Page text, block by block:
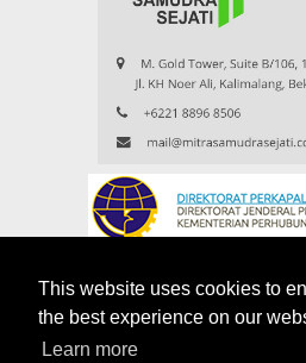
This website uses cookies to
the best experience on our
Learn more